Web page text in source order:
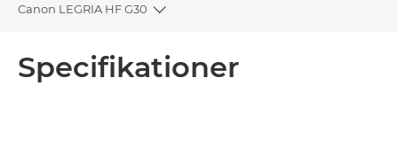
Canon LEGRIA HF G30
Toggle breadcrumbs
Specifikationer